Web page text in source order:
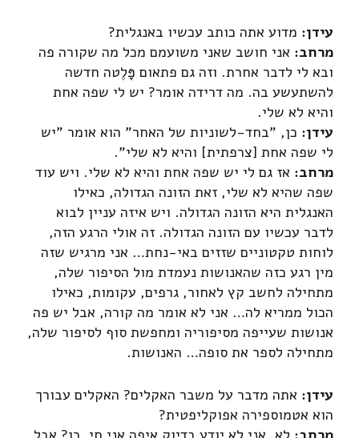
עידן: מדוע אתה כותב עכשיו באנגלית?
מרחב: אני חושב שאני משועמם מכל מה שקורה פה
ובא לי לדבר אחרת. וזה גם פתאום פָּלֶטה חדשה
להשתעשע בה. מה דרידה אומר? יש לי שפה אחת
והיא לא שלי.
עידן: כן, "בחד-לשוניות של האחר" הוא אומר "יש
לי שפה אחת [צרפתית] והיא לא שלי".
מרחב: אז גם לי יש שפה אחת והיא לא שלי. ויש עוד
שפה שהיא לא שלי, זאת הזונה הגדולה, כאילו
האנגלית היא הזונה הגדולה. ויש איזה עניין לבוא
לדבר עכשיו עם הזונה הגדולה. זה אולי הרגע הזה,
לוחות טקטוניים שזזים באי-נחת… אני מרגיש שזה
מין רגע כזה שהאנושות נעמדת מול הסיפור שלה,
מתחילה לחשב קץ לאחור, גרפים, עקומות, כאילו
הכול ממריא לה… אני לא אומר מה קורה, אבל יש פה
אנושות שעייפה מסיפוריה ומחפשת סוף לסיפור שלה,
מתחילה לספר את סופה… האנושות.
עידן: אתה מדבר על משבר האקלים? האקלים עבורך
הוא אטמוספירה אפוקליפטית?